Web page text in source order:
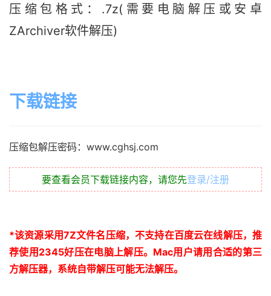
压缩包格式：.7z(需要电脑解压或安卓
ZArchiver软件解压)
下载链接
压缩包解压密码：www.cghsj.com
要查看会员下载链接内容，请您先登录/注册
*该资源采用7Z文件名压缩，不支持在百度云在线解压，推
荐使用2345好压在电脑上解压。 Mac用户请用合适的第三
方解压器，系统自带解压可能无法解压。